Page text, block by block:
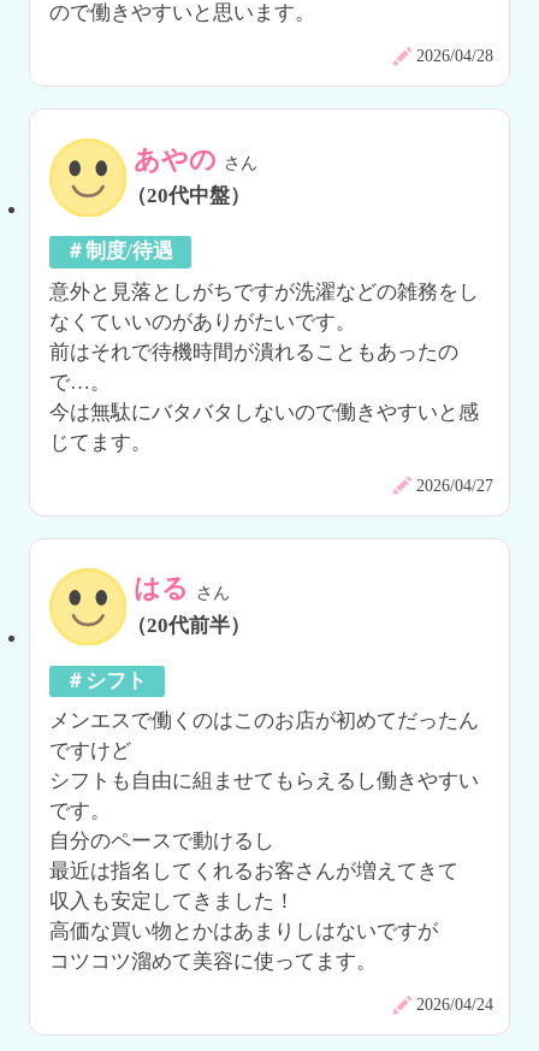
ので働きやすいと思います。
2026/04/28
あやの さん
（20代中盤）
＃制度/待遇
意外と見落としがちですが洗濯などの雑務をし
なくていいのがありがたいです。
前はそれで待機時間が潰れることもあったの
で…。
今は無駄にバタバタしないので働きやすいと感
じてます。
2026/04/27
はる さん
（20代前半）
＃シフト
メンエスで働くのはこのお店が初めてだったん
ですけど
シフトも自由に組ませてもらえるし働きやすい
です。
自分のペースで動けるし
最近は指名してくれるお客さんが増えてきて
収入も安定してきました！
高価な買い物とかはあまりしはないですが
コツコツ溜めて美容に使ってます。
2026/04/24